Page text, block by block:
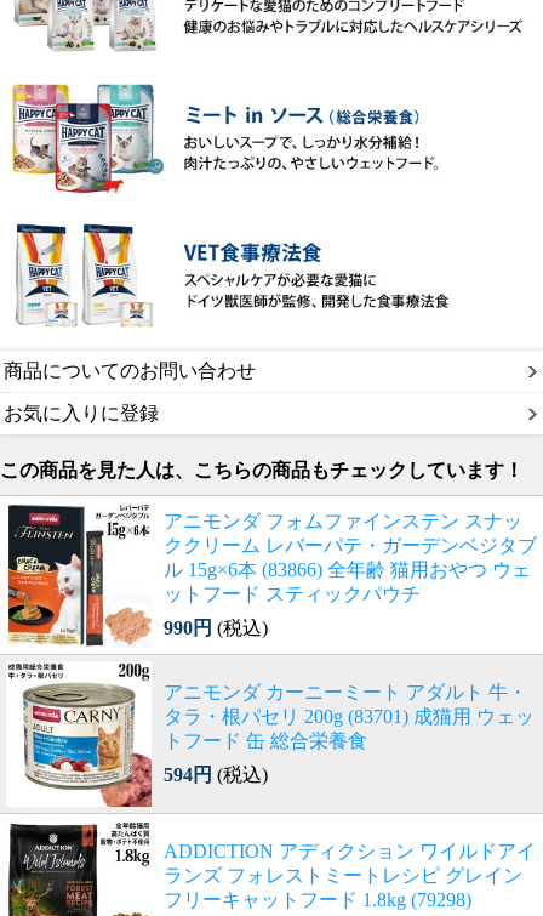
商品についてのお問い合わせ
お気に入りに登録
この商品を見た人は、こちらの商品もチェックしています！
アニモンダ フォムファインステン スナッ
ククリーム レバーパテ・ガーデンベジタブ
ル 15g×6本 (83866) 全年齢 猫用おやつ ウェ
ットフード スティックパウチ
990円 (税込)
アニモンダ カーニーミート アダルト 牛・
タラ・根パセリ 200g (83701) 成猫用 ウェッ
トフード 缶 総合栄養食
594円 (税込)
ADDICTION アディクション ワイルドアイ
ランズ フォレストミートレシピ グレイン
フリーキャットフード 1.8kg (79298)